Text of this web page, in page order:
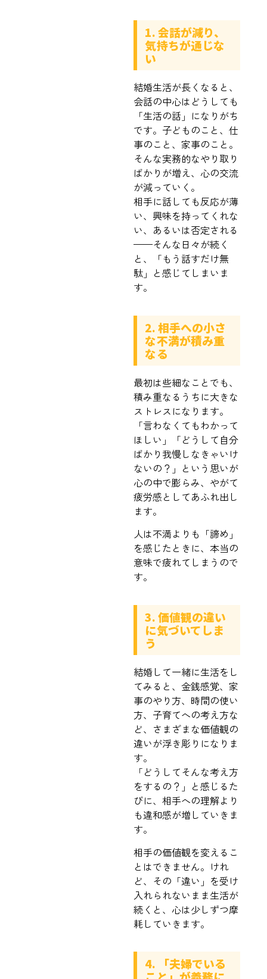
1. 会話が減り、
気持ちが通じな
い
結婚生活が長くなると、
会話の中心はどうしても
「生活の話」になりがち
です。子どものこと、仕
事のこと、家事のこと。
そんな実務的なやり取り
ばかりが増え、心の交流
が減っていく。
相手に話しても反応が薄
い、興味を持ってくれな
い、あるいは否定される
——そんな日々が続く
と、「もう話すだけ無
駄」と感じてしまいま
す。
2. 相手への小さ
な不満が積み重
なる
最初は些細なことでも、
積み重なるうちに大きな
ストレスになります。
「言わなくてもわかって
ほしい」「どうして自分
ばかり我慢しなきゃいけ
ないの？」という思いが
心の中で膨らみ、やがて
疲労感としてあふれ出し
ます。
人は不満よりも「諦め」
を感じたときに、本当の
意味で疲れてしまうので
す。
3. 価値観の違い
に気づいてしま
う
結婚して一緒に生活をし
てみると、金銭感覚、家
事のやり方、時間の使い
方、子育てへの考え方な
ど、さまざまな価値観の
違いが浮き彫りになりま
す。
「どうしてそんな考え方
をするの？」と感じるた
びに、相手への理解より
も違和感が増していきま
す。
相手の価値観を変えるこ
とはできません。けれ
ど、その「違い」を受け
入れられないまま生活が
続くと、心は少しずつ摩
耗していきます。
4. 「夫婦でいる